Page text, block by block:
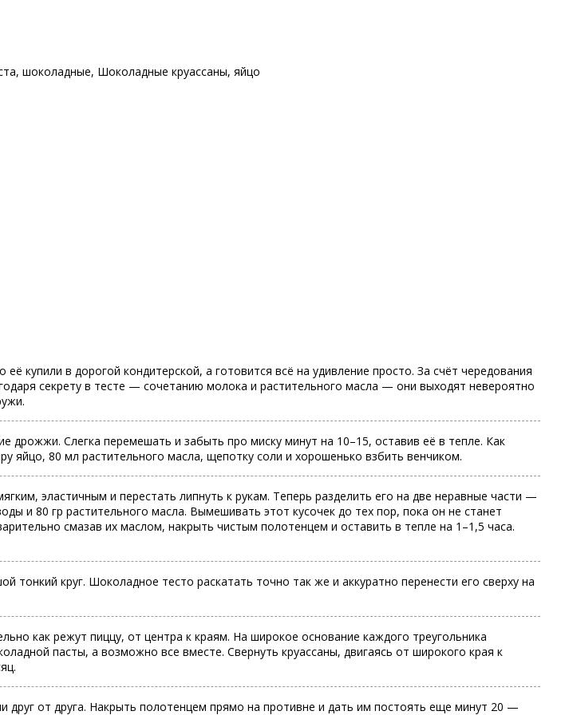
, шоколадные, Шоколадные круассаны, яйцо
купили в дорогой кондитерской, а готовится всё на удивление просто. За счёт чередования
секрету в тесте — сочетанию молока и растительного масла — они выходят невероятно
дрожжи. Слегка перемешать и забыть про миску минут на 10–15, оставив её в тепле. Как
яйцо, 80 мл растительного масла, щепотку соли и хорошенько взбить венчиком.
эластичным и перестать липнуть к рукам. Теперь разделить его на две неравные части —
и 80 гр растительного масла. Вымешивать этот кусочек до тех пор, пока он не станет
смазав их маслом, накрыть чистым полотенцем и оставить в тепле на 1–1,5 часа.
тонкий круг. Шоколадное тесто раскатать точно так же и аккуратно перенести его сверху на
как режут пиццу, от центра к краям. На широкое основание каждого треугольника
пасты, а возможно все вместе. Свернуть круассаны, двигаясь от широкого края к
от друга. Накрыть полотенцем прямо на противне и дать им постоять еще минут 20 —